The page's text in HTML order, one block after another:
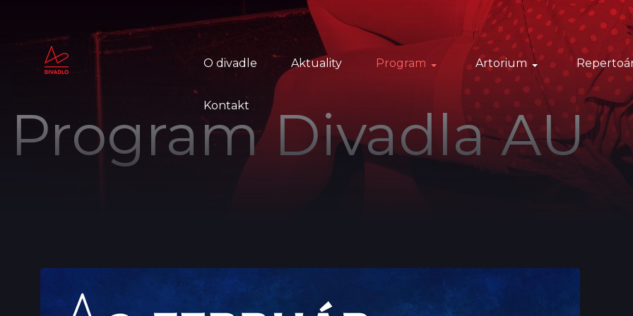
O divadle Aktuality Program Artorium
Kontakt
Program Divadla AU